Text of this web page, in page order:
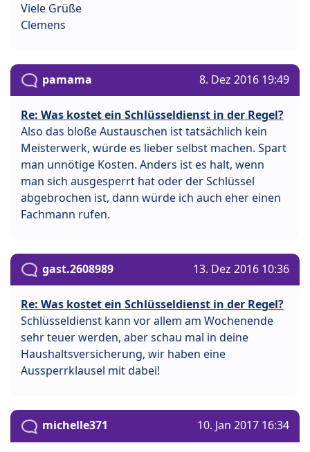
Viele Grüße
Clemens
pamama 8. Dez 2016 19:49
Re: Was kostet ein Schlüsseldienst in der Regel?
Also das bloße Austauschen ist tatsächlich kein
Meisterwerk, würde es lieber selbst machen. Spart
man unnötige Kosten. Anders ist es halt, wenn
man sich ausgesperrt hat oder der Schlüssel
abgebrochen ist, dann würde ich auch eher einen
Fachmann rufen.
gast.2608989 13. Dez 2016 10:36
Re: Was kostet ein Schlüsseldienst in der Regel?
Schlüsseldienst kann vor allem am Wochenende
sehr teuer werden, aber schau mal in deine
Haushaltsversicherung, wir haben eine
Aussperrklausel mit dabei!
michelle371 10. Jan 2017 16:34